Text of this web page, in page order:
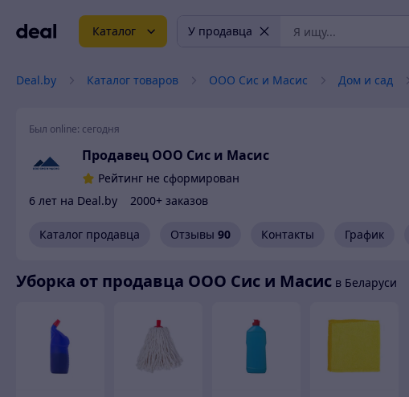
Каталог У продавца
Deal.by Каталог товаров ООО Сис и Масис Дом и сад
Был online: сегодня
Продавец ООО Сис и Масис
Рейтинг не сформирован
6 лет на Deal.by
2000+ заказов
Каталог продавца Отзывы 90 Контакты График
Уборка от продавца ООО Сис и Масис в Беларуси